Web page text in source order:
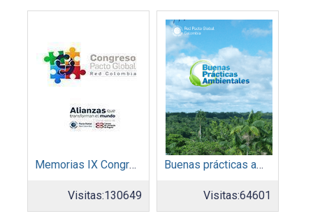
Memorias IX Congreso Pacto Global 2019
Visitas:130649
Buenas prácticas ambientales 2014
Visitas:64601